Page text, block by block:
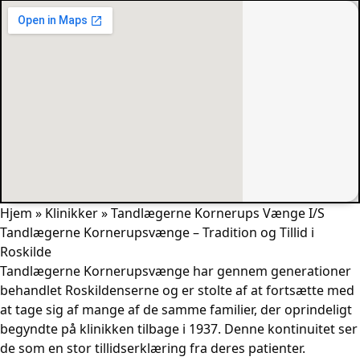
Hjem » Klinikker»Tandlægerne Kornerups Vænge I/S
Tandlægerne Kornerupsvænge – Tradition og Tillid i
Roskilde
Tandlægerne Kornerupsvænge har gennem generationer
behandlet Roskildenserne og er stolte af at fortsætte med
at tage sig af mange af de samme familier, der oprindeligt
begyndte på klinikken tilbage i 1937. Denne kontinuitet ser
de som en stor tillidserklæring fra deres patienter.